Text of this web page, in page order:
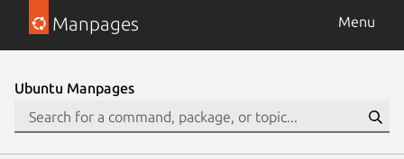
Manpages Menu
Ubuntu Manpages